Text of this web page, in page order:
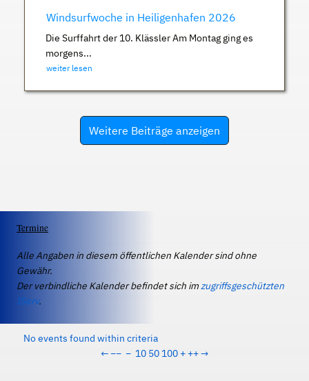
Windsurfwoche in Heiligenhafen 2026
Die Surffahrt der 10. Klässler Am Montag ging es
morgens...
weiter lesen
Weitere Beiträge anzeigen
Termine
Alle Angaben in diesem öffentlichen Kalender sind ohne
Gewähr.
Der verbindliche Kalender befindet sich imzugriffsgeschützten
IServ.
No events found within criteria
← −− − 10 50 100 + ++→